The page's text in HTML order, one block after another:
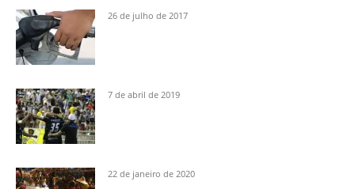
26 de julho de 2017
7 de abril de 2019
22 de janeiro de 2020